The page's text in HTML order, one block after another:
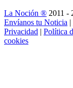
La Noción ® 2011 -
Envíanos tu Noticia |
Privacidad | Política
cookies